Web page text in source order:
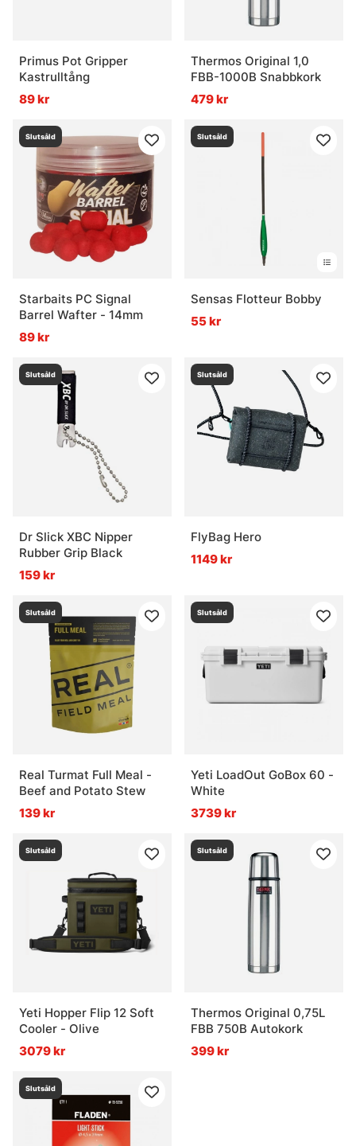
Primus Pot Gripper
Kastrulltång
89 kr
Thermos Original 1,0
FBB-1000B Snabbkork
479 kr
Slutsåld
Starbaits PC Signal
Barrel Wafter - 14mm
89 kr
Slutsåld
Sensas Flotteur Bobby
55 kr
Slutsåld
Dr Slick XBC Nipper
Rubber Grip Black
159 kr
Slutsåld
FlyBag Hero
1149 kr
Slutsåld
Real Turmat Full Meal -
Beef and Potato Stew
139 kr
Slutsåld
Yeti LoadOut GoBox 60 -
White
3739 kr
Slutsåld
Yeti Hopper Flip 12 Soft
Cooler - Olive
3079 kr
Slutsåld
Thermos Original 0,75L
FBB 750B Autokork
399 kr
Slutsåld